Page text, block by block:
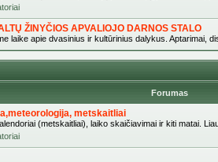
ŽINYČIOS APVALIOJO DARNOS STALO
laike apie dvasinius ir kultūrinius dalykus. Aptarimai,
Forumas
metskaitliai
(metskaitliai), laiko skaičiavimai ir kiti matai.